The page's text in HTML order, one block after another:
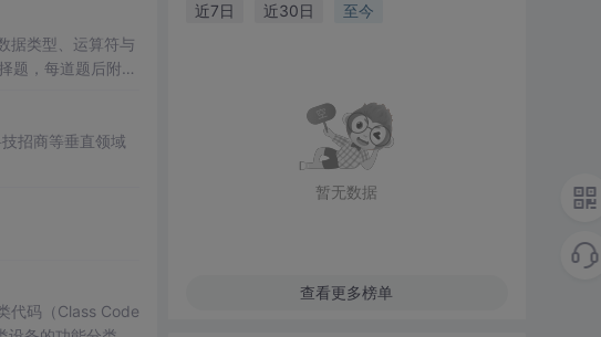
据类型、运算符与
题，每道题后附有
招商等垂直领域
代码（Class Code
近7日 近30日 至今
暂无数据
查看更多榜单